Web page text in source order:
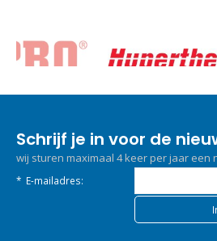
Schrijf je in voor de
wij sturen maximaal 4 keer per jaar een
* E-mailadres: